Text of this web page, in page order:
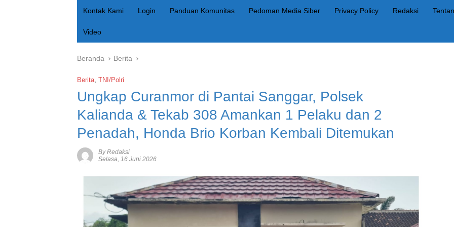
Kontak Kami Login Panduan Komunitas Pedoman Media Siber Privacy Policy Redaksi
Video
Beranda Berita
Berita, TNI/Polri
Ungkap Curanmor di Pantai Sanggar, Polsek
Kalianda & Tekab 308 Amankan 1 Pelaku dan 2
Penadah, Honda Brio Korban Kembali Ditemukan
By Redaksi
Selasa, 16 Juni 2026